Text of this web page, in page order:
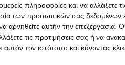
πληροφορίες και να αλλάξετε
των προσωπικών σας δεδομένων
αρνηθείτε αυτήν την επεξεργασία.
τις προτιμήσεις σας ή να
τον ιστότοπο και κάνοντας
28/11/
Test, Ημέρα 2η –
Lowes και Bimota
ολοκληρώθηκαν με την Πέμπτη να